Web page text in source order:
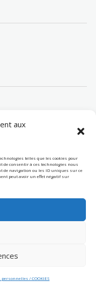
aux
telles que les cookies pour
de consentir à ces technologies nous
de navigation ou les ID uniques sur ce
peut avoir un effet négatif sur
personnelles / COOKIES